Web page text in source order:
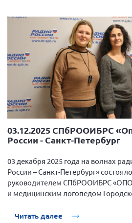
Кемеровская область
Кировская область
Краснодарский край
Красноярский край
Липецкая область
Ленинградская область
г. Москва
Мурманская область
Новгородская область
Новосибирская область
Оренбургская область
03.12.2025 СПбРООИБРС
России - Санкт-Петербург
03 декабря 2025 года на волнах
России – Санкт-Петербург»
руководителем СПбРООИБРС
и медицинским логопедом
приурочена к Международному
Читать далее